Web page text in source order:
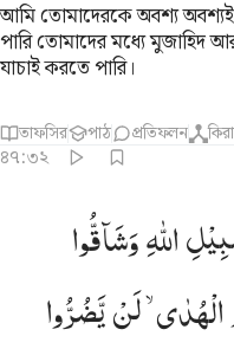
আমি তোমাদেরকে অবশ্য অবশ্যই
পারি তোমাদের মধ্যে মুজাহিদ
যাচাই করতে পারি।
তাফসির পাঠ প্রতিফলন
৪৭:৩২
الرسول من بعد ما تبين
ٱلرَّسُولَ مِنۢ بَعْدِ مَا تَبَيَّنَ
اللّٰهِوَشَآقُّوا
الْهُدٰی ۙ لَنْیَّضُرُّوا